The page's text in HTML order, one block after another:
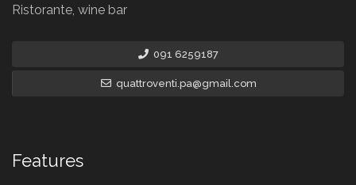
Ristorante, wine bar
091 6259187
quattroventi.pa@gmail.com
Features